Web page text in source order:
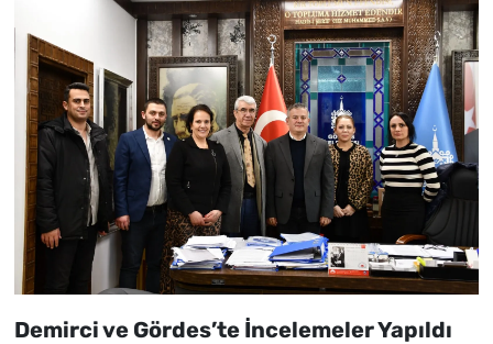
Demirci ve Gördes’te İncelemeler Yapıldı